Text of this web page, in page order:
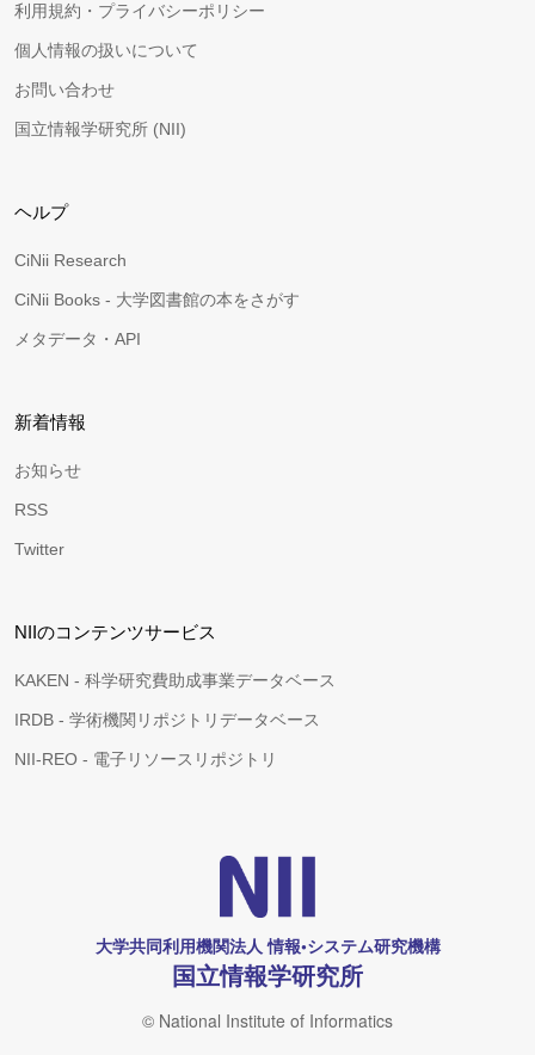
利用規約・プライバシーポリシー
個人情報の扱いについて
お問い合わせ
国立情報学研究所 (NII)
ヘルプ
CiNii Research
CiNii Books - 大学図書館の本をさがす
メタデータ・API
新着情報
お知らせ
RSS
Twitter
NIIのコンテンツサービス
KAKEN - 科学研究費助成事業データベース
IRDB - 学術機関リポジトリデータベース
NII-REO - 電子リソースリポジトリ
大学共同利用機関法人 情報•システム研究機構
国立情報学研究所
© National Institute of Informatics